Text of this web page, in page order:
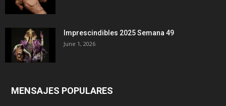
Imprescindibles 2025 Semana 49
June 1, 2026
MENSAJES POPULARES